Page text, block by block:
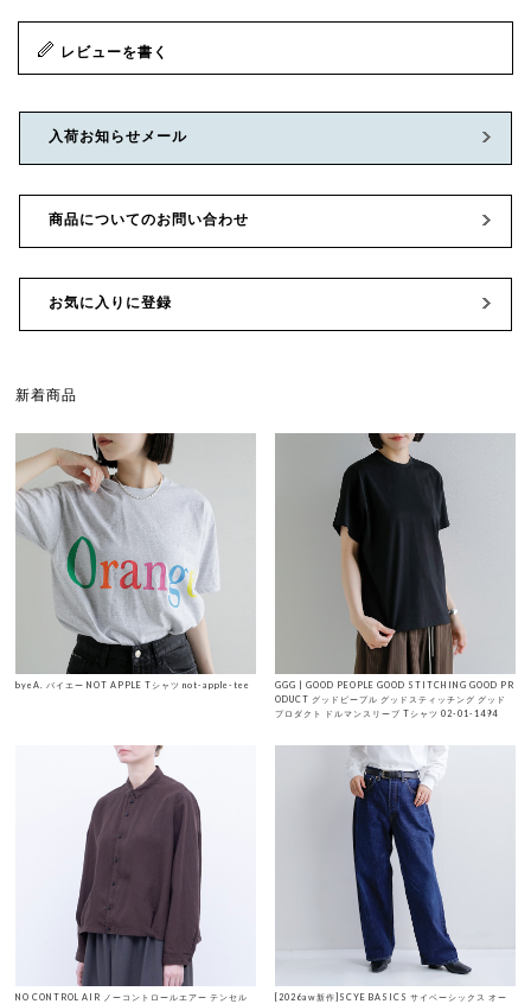
レビューを書く
入荷お知らせメール
商品についてのお問い合わせ
お気に入りに登録
新着商品
byeA. バイエー NOT APPLE Tシャツ not-apple-tee
GGG | GOOD PEOPLE GOOD STITCHING GOOD PR
ODUCT グッドピープル グッドスティッチング グッド
プロダクト ドルマンスリーブ Tシャツ 02-01-1494
NO CONTROL AIR ノーコントロールエアー テンセル
[2026aw新作]SCYE BASICS サイベーシックス オー